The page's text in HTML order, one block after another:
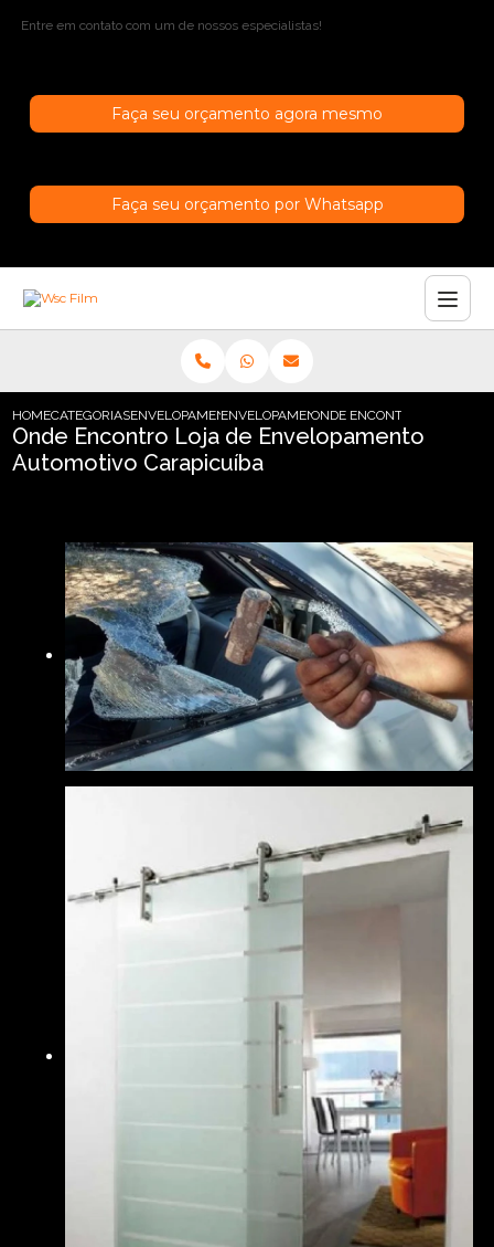
Entre em contato com um de nossos especialistas!
Faça seu orçamento agora mesmo
Faça seu orçamento por Whatsapp
HOMECATEGORIASENVELOPAMENTO AUTOMOTIVO
ENVELOPAMENTO AUTOMOTIVO PRETO
ONDE ENCONTRO LOJA DE
Onde Encontro Loja de Envelopamento
Automotivo Carapicuíba